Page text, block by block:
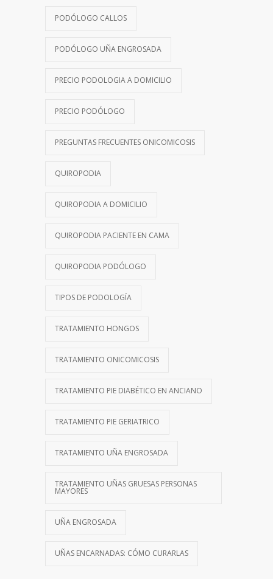
PODÓLOGO CALLOS
PODÓLOGO UÑA ENGROSADA
PRECIO PODOLOGIA A DOMICILIO
PRECIO PODÓLOGO
PREGUNTAS FRECUENTES ONICOMICOSIS
QUIROPODIA
QUIROPODIA A DOMICILIO
QUIROPODIA PACIENTE EN CAMA
QUIROPODIA PODÓLOGO
TIPOS DE PODOLOGÍA
TRATAMIENTO HONGOS
TRATAMIENTO ONICOMICOSIS
TRATAMIENTO PIE DIABÉTICO EN ANCIANO
TRATAMIENTO PIE GERIATRICO
TRATAMIENTO UÑA ENGROSADA
TRATAMIENTO UÑAS GRUESAS PERSONAS
MAYORES
UÑA ENGROSADA
UÑAS ENCARNADAS: CÓMO CURARLAS